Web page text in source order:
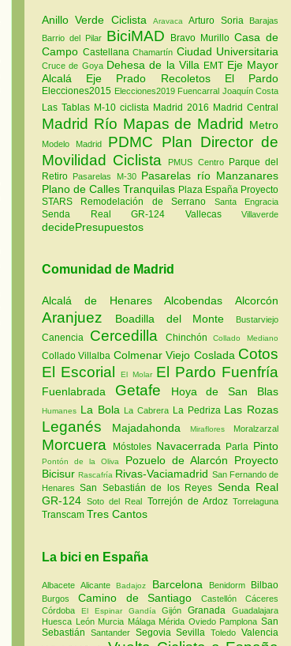
Anillo Verde Ciclista AravacaArturo Soria
Barajas
Barrio del Pilar BiciMAD Bravo MurilloCasa de
Campo Castellana Chamartín Ciudad Universitaria
Cruce de Goya Dehesa de la Villa EMT Eje Mayor
Alcalá Eje Prado Recoletos El Pardo
Elecciones2015 Elecciones2019 Fuencarral Joaquín Costa
Las Tablas M-10 ciclista Madrid 2016 Madrid Central
Madrid Río Mapas de Madrid Metro
Modelo Madrid PDMC Plan Director de
Movilidad Ciclista
PMUS Centro Parque del
Retiro Pasarelas M-30 Pasarelas río Manzanares
Plano de Calles Tranquilas Plaza España Proyecto
STARS Remodelación de Serrano Santa Engracia
Senda Real GR-124 Vallecas Villaverde
decidePresupuestos
Comunidad de Madrid
Alcalá de HenaresAlcobendas Alcorcón
Aranjuez Boadilla del Monte Bustarviejo
Canencia Cercedilla ChinchónCollado Mediano
Collado Villalba Colmenar Viejo Coslada Cotos
El EscorialEl Molar El Pardo Fuenfría
Fuenlabrada Getafe Hoya de San Blas
Humanes La Bola La Cabrera La Pedriza Las Rozas
Leganés Majadahonda Miraflores Moralzarzal
Morcuera Móstoles Navacerrada Parla Pinto
Pontón de la Oliva Pozuelo de Alarcón Proyecto
BicisurRascafría Rivas-Vaciamadrid San Fernando de
HenaresSan Sebastián de los Reyes Senda Real
GR-124Soto del Real Torrejón de ArdozTorrelaguna
Transcam Tres Cantos
La bici en España
AlbaceteAlicanteBadajoz Barcelona Benidorm Bilbao
Burgos Camino de SantiagoCastellónCáceres
Córdoba El Espinar GandíaGijónGranadaGuadalajara
Huesca León Murcia Málaga Mérida Oviedo PamplonaSan
Sebastián Santander SegoviaSevillaToledoValencia